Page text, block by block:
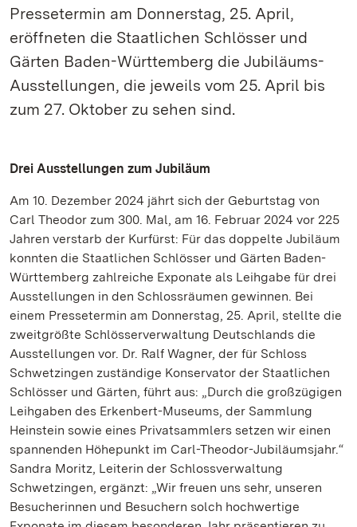
Pressetermin am Donnerstag, 25. April,
eröffneten die Staatlichen Schlösser und
Gärten Baden-Württemberg die Jubiläums-
Ausstellungen, die jeweils vom 25. April bis
zum 27. Oktober zu sehen sind.
Drei Ausstellungen zum Jubiläum
Am 10. Dezember 2024 jährt sich der Geburtstag von
Carl Theodor zum 300. Mal, am 16. Februar 2024 vor 225
Jahren verstarb der Kurfürst: Für das doppelte Jubiläum
konnten die Staatlichen Schlösser und Gärten Baden-
Württemberg zahlreiche Exponate als Leihgabe für drei
Ausstellungen in den Schlossräumen gewinnen. Bei
einem Pressetermin am Donnerstag, 25. April, stellte die
zweitgrößte Schlösserverwaltung Deutschlands die
Ausstellungen vor. Dr. Ralf Wagner, der für Schloss
Schwetzingen zuständige Konservator der Staatlichen
Schlösser und Gärten, führt aus: „Durch die großzügigen
Leihgaben des Erkenbert-Museums, der Sammlung
Heinstein sowie eines Privatsammlers setzen wir einen
spannenden Höhepunkt im Carl-Theodor-Jubiläumsjahr.“
Sandra Moritz, Leiterin der Schlossverwaltung
Schwetzingen, ergänzt: „Wir freuen uns sehr, unseren
Besucherinnen und Besuchern solch hochwertige